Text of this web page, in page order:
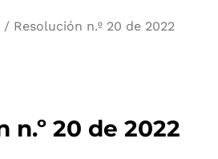
/ Resolución n.º 20 de 2022
n.º 20 de 2022